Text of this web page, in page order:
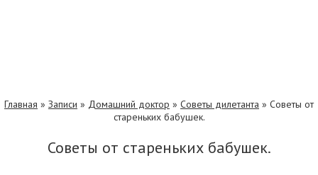
Главная » Записи » Домашний доктор » Советы дилетанта » Советы от
стареньких бабушек.
Советы от стареньких бабушек.